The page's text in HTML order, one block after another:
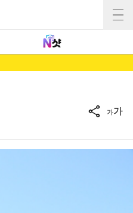
가가